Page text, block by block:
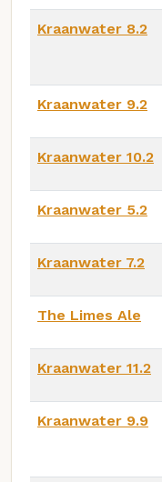
Kraanwater 8.2
Kraanwater 9.2
Kraanwater 10.2
Kraanwater 5.2
Kraanwater 7.2
The Limes Ale
Kraanwater 11.2
Kraanwater 9.9